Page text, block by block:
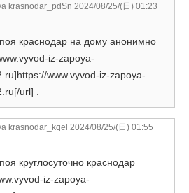
krasnodar_pdSn 2024/08/25/(日) 01:23
краснодар на дому анонимно
iz-zapoya-
www.vyvod-iz-zapoya-
url] .
krasnodar_kqel 2024/08/25/(日) 01:55
круглосуточно краснодар
iz-zapoya-